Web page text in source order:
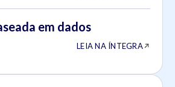
em dados
LEIA NA ÍNTEGRA